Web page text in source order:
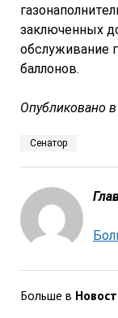
заключенных
обслуживание
баллонов.
Опубликовано в
Сенатор
Больше в